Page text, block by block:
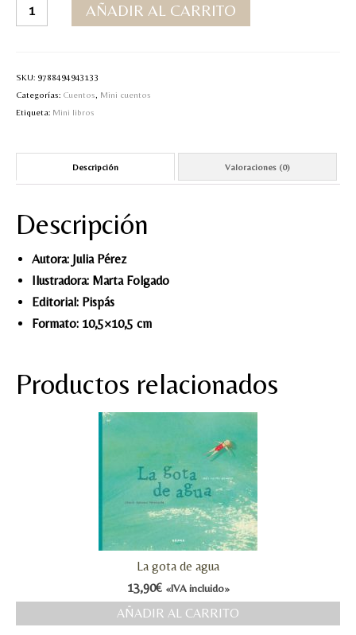
CREACIONES
MI CUENTA
Valoraciones y opiniones de TejiendoLEE un
que
cantidad
AÑADIR AL CARRITO
SKU: 9788494943133
Categorías: Cuentos
Mini cuentos
Etiqueta: Mini libros
Descripción Valoraciones (0)
Descripción
Autora: Julia Pérez
Ilustradora: Marta Folgado
Editorial: Pispás
Formato: 10,5×10,5 cm
Productos relacionados
La gota de agua
13,90€ «IVA incluido»
AÑADIR AL CARRITO